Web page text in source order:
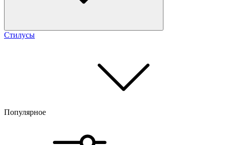
Стилусы
Популярное